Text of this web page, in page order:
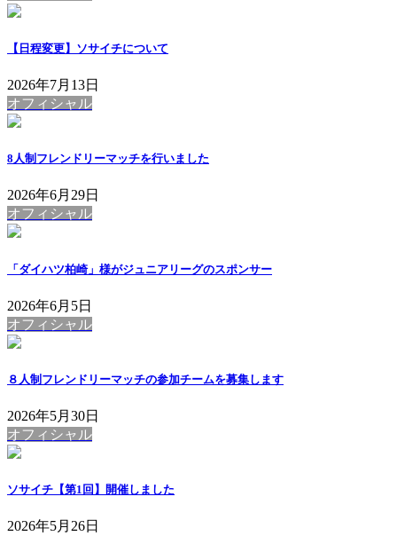
【日程変更】ソサイチについて
2026年7月13日
オフィシャル
8人制フレンドリーマッチを行いました
2026年6月29日
オフィシャル
「ダイハツ柏崎」様がジュニアリーグのスポンサー
2026年6月5日
オフィシャル
８人制フレンドリーマッチの参加チームを募集します
2026年5月30日
オフィシャル
ソサイチ【第1回】開催しました
2026年5月26日